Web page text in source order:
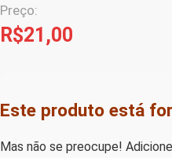
Preço:
R$21,00
Este produto está
Mas não se preocupe!